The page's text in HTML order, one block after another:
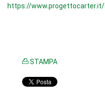
https://www.progettocarter.it/
STAMPA